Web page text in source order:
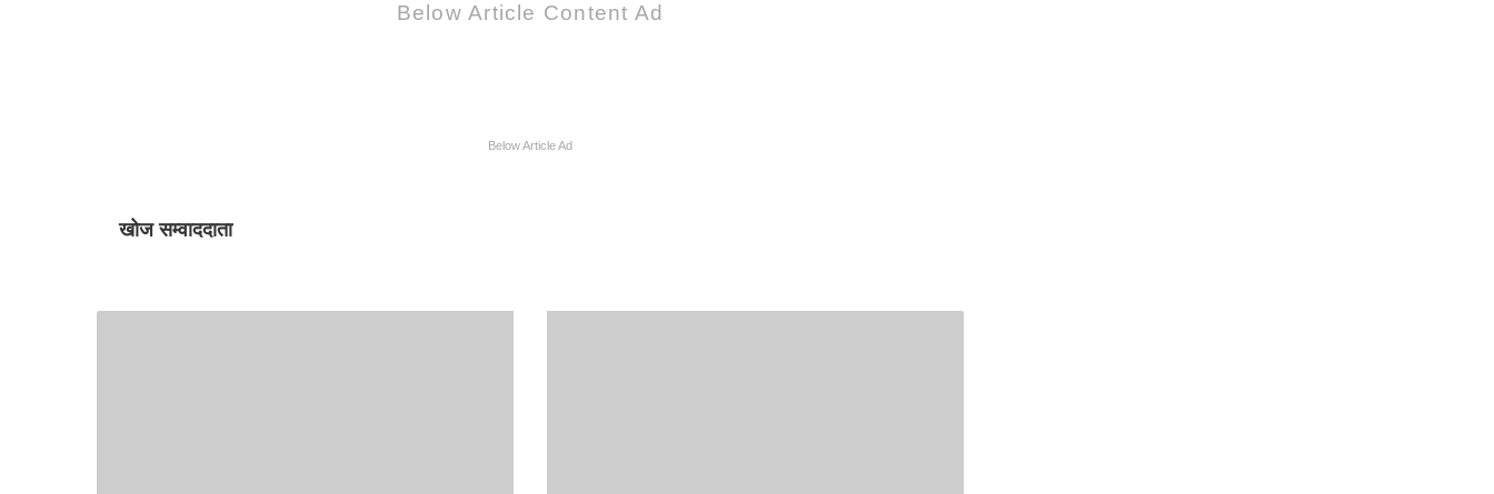
Below Article Content Ad
Below Article Ad
खोज सम्वाददाता